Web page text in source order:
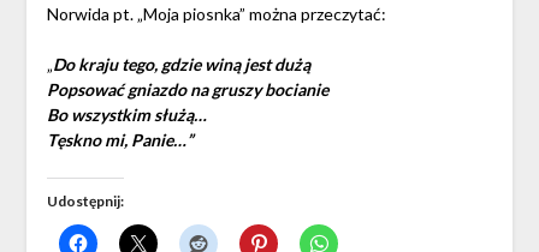
Norwida pt. „Moja piosnka” można przeczytać:
„Do kraju tego, gdzie winą jest dużą
Popsować gniazdo na gruszy bocianie
Bo wszystkim służą…
Tęskno mi, Panie…”
Udostępnij: